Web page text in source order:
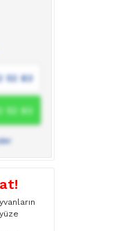
52 83
52 83